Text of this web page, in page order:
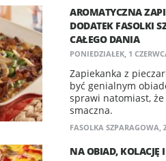
AROMATYCZNA
DODATEK FASOLKI
CAŁEGO DANIA
PONIEDZIAŁEK, 1
Zapiekanka z
być genialnym
sprawi natomiast,
smaczna.
FASOLKA SZPARAGOWA,
NA OBIAD, KOLACJĘ